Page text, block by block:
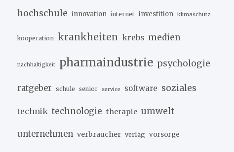
hochschule innovation internet investition klimaschutz
kooperation krankheiten krebs medien
nachhaltigkeit pharmaindustrie psychologie
ratgeber schule senior service software soziales
technik technologie therapie umwelt
unternehmen verbraucher verlag vorsorge